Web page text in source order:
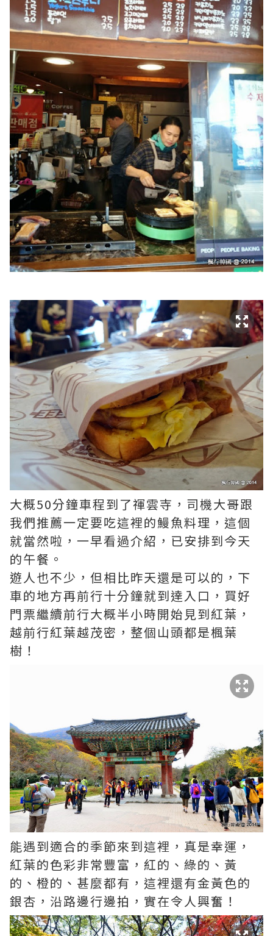
大概50分鐘車程到了禈雲寺，司機大哥跟
我們推薦一定要吃這裡的鰻魚料理，這個
就當然啦，一早看過介紹，已安排到今天
的午餐。
遊人也不少，但相比昨天還是可以的，下
車的地方再前行十分鐘就到達入口，買好
門票繼續前行大概半小時開始見到紅葉，
越前行紅葉越茂密，整個山頭都是楓葉
樹！
能遇到適合的季節來到這裡，真是幸運，
紅葉的色彩非常豐富，紅的、綠的、黃
的、橙的、甚麼都有，這裡還有金黃色的
銀杏，沿路邊行邊拍，實在令人興奮！